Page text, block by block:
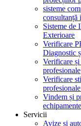
sisteme
consultanță
Sisteme de
Exterioare
Verificare
Diagnostic
Verificare și
profesionale
Verificare
Vindem și
Servicii
Avize si